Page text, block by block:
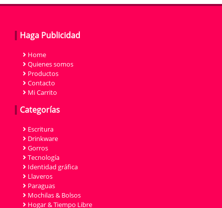
Haga Publicidad
Home
Quienes somos
Productos
Contacto
Mi Carrito
Categorías
Escritura
Drinkware
Gorros
Tecnología
Identidad gráfica
Llaveros
Paraguas
Mochilas & Bolsos
Hogar & Tiempo Libre